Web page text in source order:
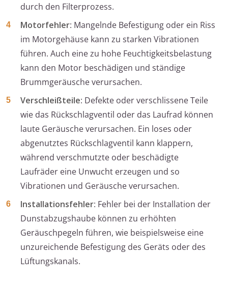
durch den Filterprozess.
Motorfehler: Mangelnde Befestigung oder ein Riss
im Motorgehäuse kann zu starken Vibrationen
führen. Auch eine zu hohe Feuchtigkeitsbelastung
kann den Motor beschädigen und ständige
Brummgeräusche verursachen.
Verschleißteile: Defekte oder verschlissene Teile
wie das Rückschlagventil oder das Laufrad können
laute Geräusche verursachen. Ein loses oder
abgenutztes Rückschlagventil kann klappern,
während verschmutzte oder beschädigte
Laufräder eine Unwucht erzeugen und so
Vibrationen und Geräusche verursachen.
Installationsfehler: Fehler bei der Installation der
Dunstabzugshaube können zu erhöhten
Geräuschpegeln führen, wie beispielsweise eine
unzureichende Befestigung des Geräts oder des
Lüftungskanals.